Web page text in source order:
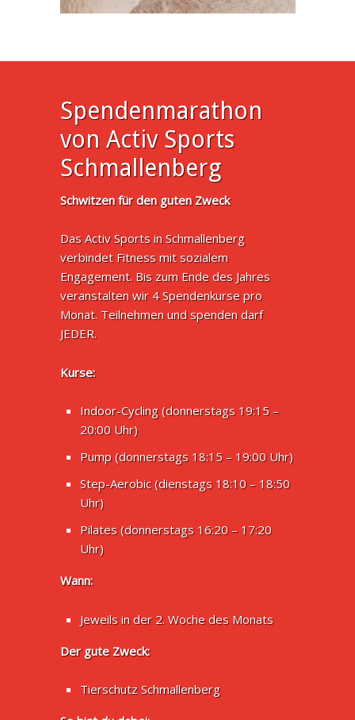
Spendenmarathon
von Activ Sports
Schmallenberg
Schwitzen für den guten Zweck
Das Activ Sports in Schmallenberg
verbindet Fitness mit sozialem
Engagement. Bis zum Ende des Jahres
veranstalten wir 4 Spendenkurse pro
Monat. Teilnehmen und spenden darf
JEDER.
Kurse:
Indoor-Cycling (donnerstags 19:15 –
20:00 Uhr)
Pump (donnerstags 18:15 – 19:00 Uhr)
Step-Aerobic (dienstags 18:10 – 18:50
Uhr)
Pilates (donnerstags 16:20 – 17:20
Uhr)
Wann:
Jeweils in der 2. Woche des Monats
Der gute Zweck:
Tierschutz Schmallenberg